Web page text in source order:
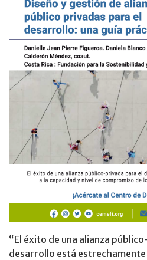
“El éxito de una alianza
desarrollo está